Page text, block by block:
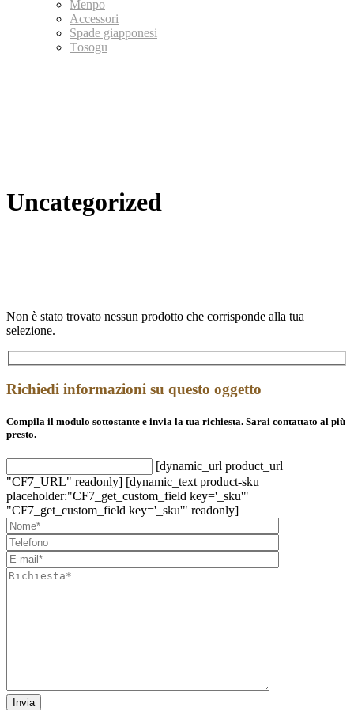
Menpo
Accessori
Spade giapponesi
Tōsogu
Uncategorized
Non è stato trovato nessun prodotto che corrisponde alla tua
selezione.
Richiedi informazioni su questo oggetto
Compila il modulo sottostante e invia la tua richiesta. Sarai contattato al più
presto.
[dynamic_url product_url
"CF7_URL" readonly] [dynamic_text product-sku
placeholder:"CF7_get_custom_field key='_sku'"
"CF7_get_custom_field key='_sku'" readonly]